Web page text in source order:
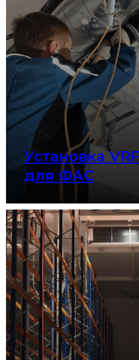
Установка
для ФАС